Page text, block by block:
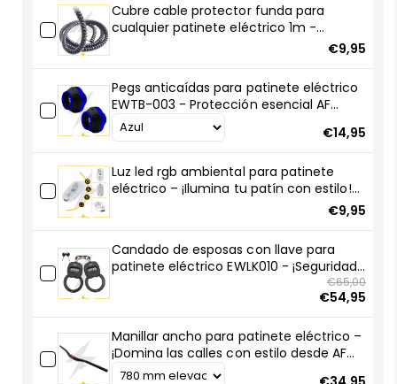
control
mejorado
con
AF
SCOOTERS
control
mejorado
AF
SCOOTERS
Cubre cable protector funda para
cualquier patinete eléctrico 1m -
€9,95
Pegs anticaídas para patinete eléctrico
EWTB-003 - Protección esencial AF
SCOOTERS
€14,95
Luz led rgb ambiental para patinete
eléctrico – ¡Ilumina tu patín con estilo!
€9,95
Candado de esposas con llave para
patinete eléctrico EWLK010 - ¡Seguridad
€65,00
€54,95
Manillar ancho para patinete eléctrico –
¡Domina las calles con estilo desde AF
SCOOTERS!